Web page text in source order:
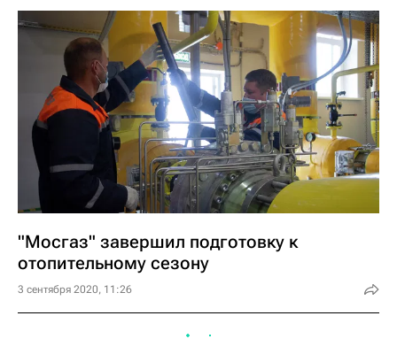
"Мосгаз" завершил подготовку к
отопительному сезону
3 сентября 2020, 11:26